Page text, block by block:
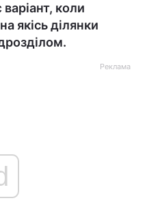
коли
якісь ділянки
Реклама